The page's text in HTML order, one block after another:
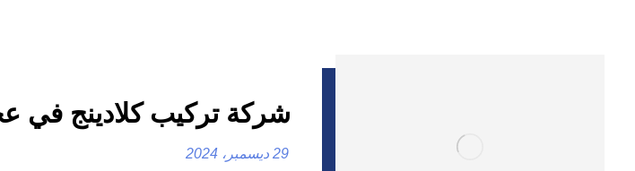
شركة تركيب كلادينج في عجمان
29 ديسمبر، 2024